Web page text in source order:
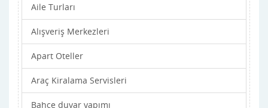
Aile Turları
Alışveriş Merkezleri
Apart Oteller
Araç Kiralama Servisleri
Bahçe duvar yapımı